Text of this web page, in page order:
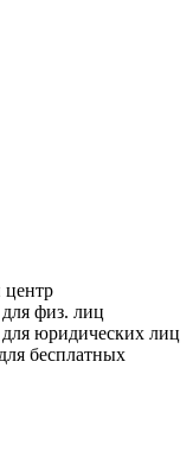
центр
физ. лиц
юридических лиц
бесплатных